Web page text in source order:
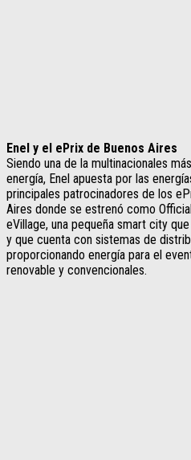
Enel y el ePrix de Buenos Aires
Siendo una de la multinacionales
energía, Enel apuesta por las
principales patrocinadores de los
Aires donde se estrenó como
eVillage, una pequeña smart city
y que cuenta con sistemas de
proporcionando energía para el
renovable y convencionales.